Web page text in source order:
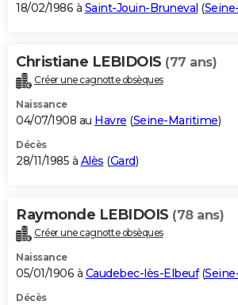
18/02/1986 à Saint-Jouin-Bruneval (
Christiane LEBIDOIS (77 ans)
Créer une cagnotte obsèques
Naissance
04/07/1908 au Havre (Seine-Maritime)
Décès
28/11/1985 à Alès (Gard)
Raymonde LEBIDOIS (78 ans)
Créer une cagnotte obsèques
Naissance
05/01/1906 à Caudebec-lès-Elbeuf(
Décès